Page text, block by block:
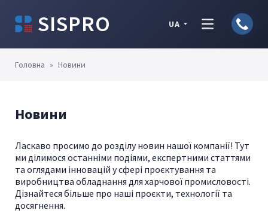
SISPRO UA
Головна » Новини
Новини
Ласкаво просимо до розділу новин нашої компанії! Тут
ми ділимося останніми подіями, експертними статтями
та оглядами інновацій у сфері проєктування та
виробництва обладнання для харчової промисловості.
Дізнайтеся більше про наші проєкти, технології та
досягнення.